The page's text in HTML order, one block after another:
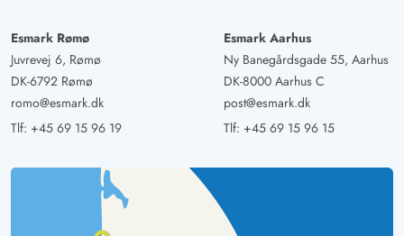
Esmark Rømø
Juvrevej 6, Rømø
DK-6792 Rømø
romo@esmark.dk
Tlf: +45 69 15 96 19
Esmark Aarhus
Ny Banegårdsgade 55, Aarhus
DK-8000 Aarhus C
post@esmark.dk
Tlf: +45 69 15 96 15